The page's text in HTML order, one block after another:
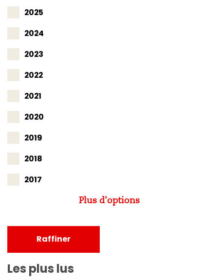
2025
2024
2023
2022
2021
2020
2019
2018
2017
Plus d'options
Raffiner
Les plus lus